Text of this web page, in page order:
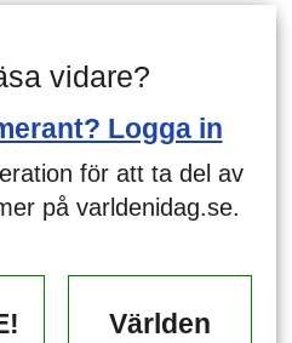
vidare?
Logga in
för att ta del av
på varldenidag.se.
Världen